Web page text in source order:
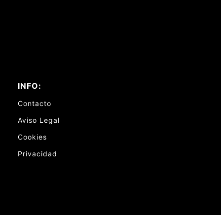
INFO:
Contacto
Aviso Legal
Cookies
Privacidad